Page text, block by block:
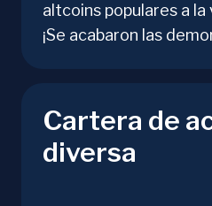
altcoins populares a la
¡Se acabaron las
Cartera de
diversa